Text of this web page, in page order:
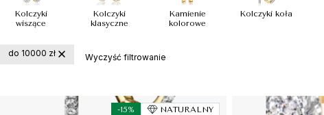
Kolczyki
wiszące
Kolczyki
klasyczne
Kamienie
kolorowe
Kolczyki koła
do 10000 zł Wyczyść filtrowanie
-15% NATURALNY